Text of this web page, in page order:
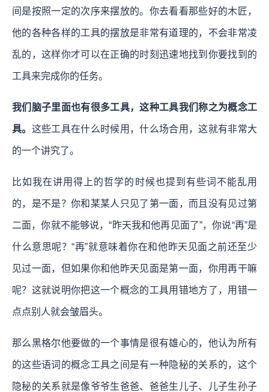
间是按照一定的次序来摆放的。你去看看那些好的木匠，
他的各种各样的工具的摆放是非常有道理的，不会非常凌
乱的，这样你才可以在正确的时刻迅速地找到你要找到的
工具来完成你的任务。
我们脑子里面也有很多工具，这种工具我们称之为概念工
具。 这些工具在什么时候用，什么场合用，这就有非常大
的一个讲究了。
比如我在讲用得上的哲学的时候也提到有些词不能乱用
的，是不是？你和某某人只见了第一面，而且没有见过第
二面，你就不能够说，“昨天我和他再见面了”，你说“再”是
什么意思呢？“再”就意味着你在和他昨天见面之前还至少
见过一面，但如果你和他昨天见面是第一面，你用再干嘛
呢？这就说明你把这一个概念的工具用错地方了，用错一
点点别人就会皱眉头。
那么黑格尔他要做的一个事情是很有雄心的，他认为所有
的这些语词的概念工具之间是有一种隐秘的关系的，这个
隐秘的关系就是像爷爷生爸爸、爸爸生儿子、儿子生孙子